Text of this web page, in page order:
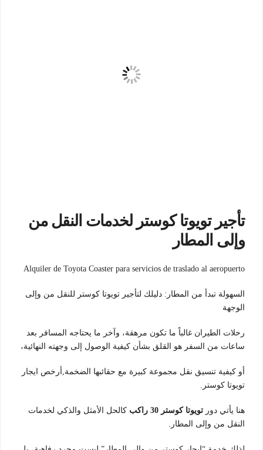
تأجير تويوتا كوستر لخدمات النقل من
وإلى المطار
Alquiler de Toyota Coaster para servicios de traslado al aeropuerto
السهولة تبدأ من المطار: دليلك لتأجير تويوتا كوستر للنقل من وإلى
الوجهة
رحلات الطيران غالباً ما تكون مرهقة، وآخر ما يحتاجه المسافر بعد
ساعات من السفر هو القلق بشأن كيفية الوصول إلى وجهته النهائية،
أو كيفية تنسيق نقل مجموعة كبيرة مع حقائبها الضخمة,أرخص ايجار
تويوتا كوستر.
هنا يأتي دور تويوتا كوستر 30 راكب
كالحل الأمثل والذكي لخدمات
النقل من وإلى المطار.